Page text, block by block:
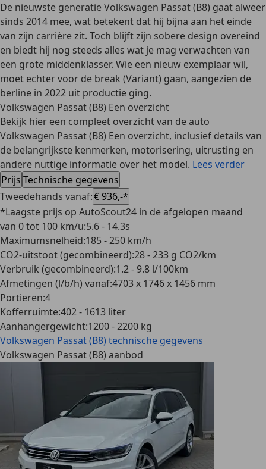
De nieuwste generatie Volkswagen Passat (B8) gaat alweer
sinds 2014 mee, wat betekent dat hij bijna aan het einde
van zijn carrière zit. Toch blijft zijn sobere design overeind
en biedt hij nog steeds alles wat je mag verwachten van
een grote middenklasser. Wie een nieuw exemplaar wil,
moet echter voor de break (Variant) gaan, aangezien de
berline in 2022 uit productie ging.
Volkswagen Passat (B8) Een overzicht
Bekijk hier een compleet overzicht van de auto
Volkswagen Passat (B8) Een overzicht, inclusief details van
de belangrijkste kenmerken, motorisering, uitrusting en
andere nuttige informatie over het model. Lees verder
Prijs Technische gegevens
Tweedehands vanaf:€ 936,-*
*Laagste prijs op AutoScout24 in de afgelopen maand
van 0 tot 100 km/u:5.6 - 14.3s
Maximumsnelheid:185 - 250 km/h
CO2-uitstoot (gecombineerd):28 - 233 g CO2/km
Verbruik (gecombineerd):1.2 - 9.8 l/100km
Afmetingen (l/b/h) vanaf:4703 x 1746 x 1456 mm
Portieren:4
Kofferruimte:402 - 1613 liter
Aanhangergewicht:1200 - 2200 kg
Volkswagen Passat (B8) technische gegevens
Volkswagen Passat (B8) aanbod